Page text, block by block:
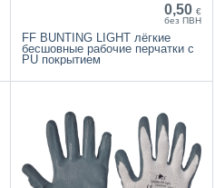
0,50 €
без ПВН
FF BUNTING LIGHT лёгкие
бесшовные рабочие перчатки с
PU покрытием